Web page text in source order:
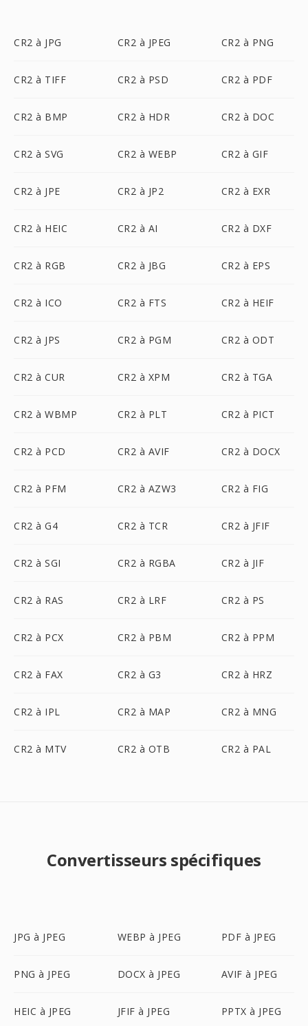
CR2 à JPG CR2 à JPEG CR2 à PNG
CR2 à TIFF CR2 à PSD CR2 à PDF
CR2 à BMP CR2 à HDR CR2 à DOC
CR2 à SVG CR2 à WEBP CR2 à GIF
CR2 à JPE CR2 à JP2 CR2 à EXR
CR2 à HEIC CR2 à AI CR2 à DXF
CR2 à RGB CR2 à JBG CR2 à EPS
CR2 à ICO CR2 à FTS CR2 à HEIF
CR2 à JPS CR2 à PGM CR2 à ODT
CR2 à CUR CR2 à XPM CR2 à TGA
CR2 à WBMP CR2 à PLT CR2 à PICT
CR2 à PCD CR2 à AVIF CR2 à DOCX
CR2 à PFM CR2 à AZW3 CR2 à FIG
CR2 à G4 CR2 à TCR CR2 à JFIF
CR2 à SGI CR2 à RGBA CR2 à JIF
CR2 à RAS CR2 à LRF CR2 à PS
CR2 à PCX CR2 à PBM CR2 à PPM
CR2 à FAX CR2 à G3 CR2 à HRZ
CR2 à IPL CR2 à MAP CR2 à MNG
CR2 à MTV CR2 à OTB CR2 à PAL
Convertisseurs spécifiques
JPG à JPEG WEBP à JPEG PDF à JPEG
PNG à JPEG DOCX à JPEG AVIF à JPEG
HEIC à JPEG JFIF à JPEG PPTX à JPEG